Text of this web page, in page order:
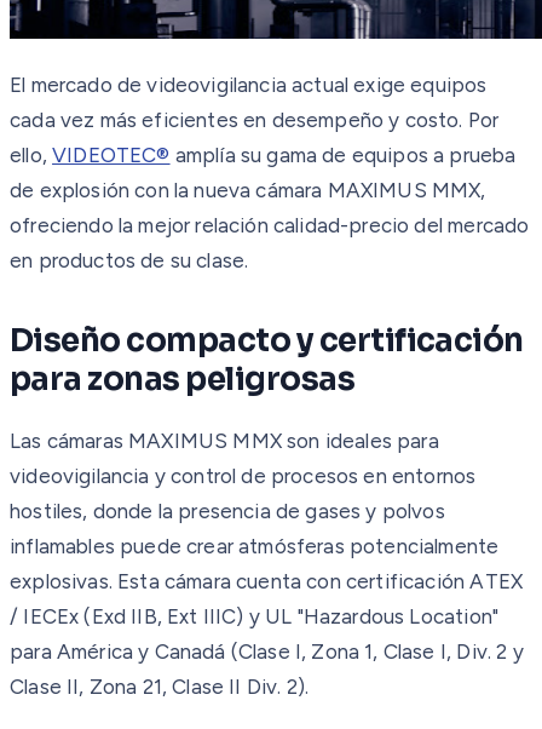
El mercado de videovigilancia actual exige equipos
cada vez más eficientes en desempeño y costo. Por
ello,VIDEOTEC® amplía su gama de equipos a prueba
de explosión con la nueva cámara MAXIMUS MMX,
ofreciendo la mejor relación calidad-precio del mercado
en productos de su clase.
Diseño compacto y certificación
para zonas peligrosas
Las cámaras MAXIMUS MMX son ideales para
videovigilancia y control de procesos en entornos
hostiles, donde la presencia de gases y polvos
inflamables puede crear atmósferas potencialmente
explosivas. Esta cámara cuenta con certificación ATEX
/ IECEx (Exd IIB, Ext IIIC) y UL "Hazardous Location"
para América y Canadá (Clase I, Zona 1, Clase I, Div. 2 y
Clase II, Zona 21, Clase II Div. 2).